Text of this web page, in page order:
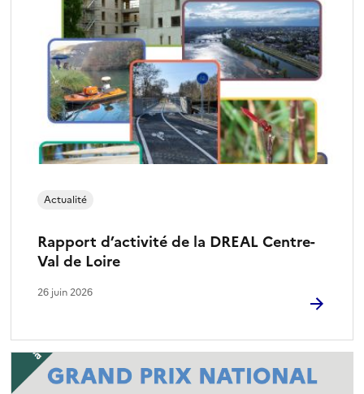
Rapport d’activité de la DREAL Centre-
Val de Loire
Actualité
26 juin 2026